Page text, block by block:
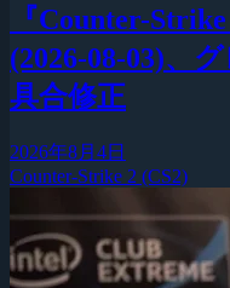
『Counter-
(2026-08-03)、
具合修正
2026年8月4日
Counter-Strike 2 (CS2)